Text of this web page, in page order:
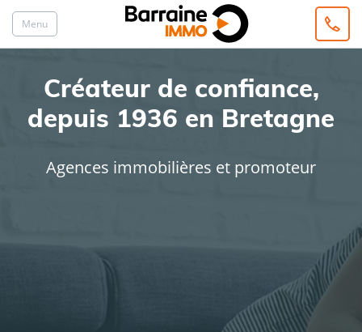
Menu
Créateur de confiance,
depuis 1936 en Bretagne
Agences immobilières et promoteur